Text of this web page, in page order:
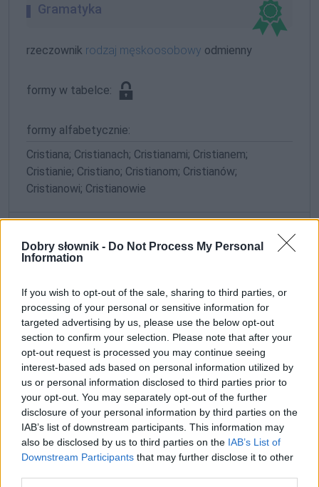
Dobry słownik - Do Not Process My Personal
Information
If you wish to opt-out of the sale, sharing to third parties, or
processing of your personal or sensitive information for
targeted advertising by us, please use the below opt-out
section to confirm your selection. Please note that after your
opt-out request is processed you may continue seeing
interest-based ads based on personal information utilized by
us or personal information disclosed to third parties prior to
your opt-out. You may separately opt-out of the further
disclosure of your personal information by third parties on the
IAB’s list of downstream participants. This information may
also be disclosed by us to third parties on the IAB’s List of
Downstream Participants that may further disclose it to other
Gramatyka
rzeczownik rodzaj męskoosobowy odmienny
formy w tabelce:
formy alfabetycznie:
Cristiana; Cristianach; Cristianami; Cristianem;
Cristianie; Cristiano; Cristianom; Cristianów;
Cristianowi; Cristianowie
Pozostały wątpliwości? Brakuje czegoś w haśle?
Zobacz, co zyskują abonenci Dobrego słownika.